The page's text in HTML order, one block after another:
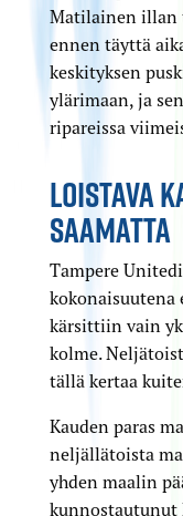
Matilainen illan
ennen täyttä
keskityksen
ylärimaan, ja
ripareissa
LOISTAVA
SAAMATTA
Tampere
kokonaisuutena
kärsittiin vain
kolme.
tällä kertaa
Kauden paras
neljällätoista
yhden maalin
kunnostautunut